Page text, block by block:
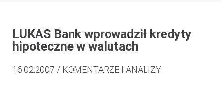
LUKAS Bank wprowadził kredyty
hipoteczne w walutach
16.02.2007 / KOMENTARZE I ANALIZY